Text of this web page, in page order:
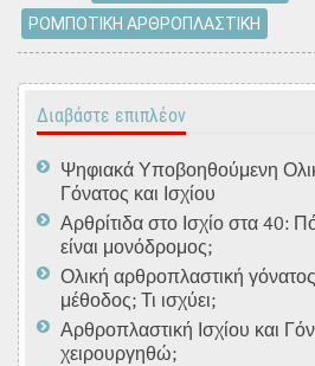
ΡΟΜΠΟΤΙΚΗ ΑΡΘΡΟΠΛΑΣΤΙΚΗ
Διαβάστε επιπλέον
Ψηφιακά Υποβοηθούμενη
Γόνατος και Ισχίου
Αρθρίτιδα στο Ισχίο στα 40:
είναι μονόδρομος;
Ολική αρθροπλαστική
μέθοδος; Τι ισχύει;
Αρθροπλαστική Ισχίου και
χειρουργηθώ;